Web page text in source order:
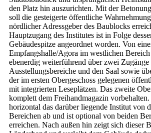
den Platz hin auszurichten. Mit der
soll die gesteigerte öffentliche
nördlicher Adressgeber des Baublocks
Hauptzugang des Institutes ist in Folge
Gebäudespitze angeordnet worden. Von
Empfangshalle/Agora im westlichen Bereich
ebenerdig weiterführend über zwei
Ausstellungsbereiche und den Saal sowie
der im ersten Obergeschoss gelegenen
mit integrierten Leseplätzen. Das zweite
komplett dem Freihandmagazin
horizontal das darüber liegende Institut von
Bereichen ab und ist optional von beiden
erreichen. Nach außen hin zeigt sich dieser